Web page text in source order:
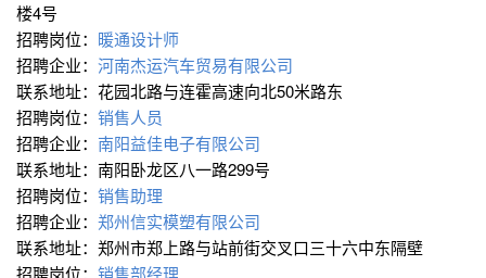
楼4号
招聘岗位： 暖通设计师
招聘企业： 河南杰运汽车贸易有限公司
联系地址：花园北路与连霍高速向北50米路东
招聘岗位： 销售人员
招聘企业： 南阳益佳电子有限公司
联系地址：南阳卧龙区八一路299号
招聘岗位： 销售助理
招聘企业： 郑州信实模塑有限公司
联系地址：郑州市郑上路与站前街交叉口三十六中东隔壁
招聘岗位： 销售部经理